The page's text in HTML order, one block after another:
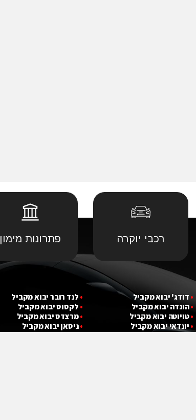
רכבי יוקרה פתרונות מימון
• דודג' יבוא מקביל
•הונדה יבוא מקביל
•טויוטה יבוא מקביל
• יונדאי יבוא מקביל
• לנד רובר יבוא מקביל
• לקסוס יבוא מקביל
•מרצדס יבוא מקביל
•ניסאן יבוא מקביל